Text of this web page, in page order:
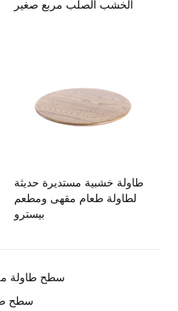
الخشب الصلب مربع صغير
طاولة خشبية مستديرة حديثة
لطاولة طعام مقهى ومطعم
بيسترو
سطح طاولة
سطح